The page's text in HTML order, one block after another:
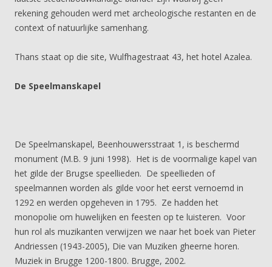
rekening gehouden werd met archeologische restanten en de
context of natuurlijke samenhang.
Thans staat op die site, Wulfhagestraat 43, het hotel Azalea.
De Speelmanskapel
De Speelmanskapel, Beenhouwersstraat 1, is beschermd
monument (M.B. 9 juni 1998). Het is de voormalige kapel van
het gilde der Brugse speellieden. De speellieden of
speelmannen worden als gilde voor het eerst vernoemd in
1292 en werden opgeheven in 1795. Ze hadden het
monopolie om huwelijken en feesten op te luisteren. Voor
hun rol als muzikanten verwijzen we naar het boek van Pieter
Andriessen (1943-2005), Die van Muziken gheerne horen.
Muziek in Brugge 1200-1800. Brugge, 2002.